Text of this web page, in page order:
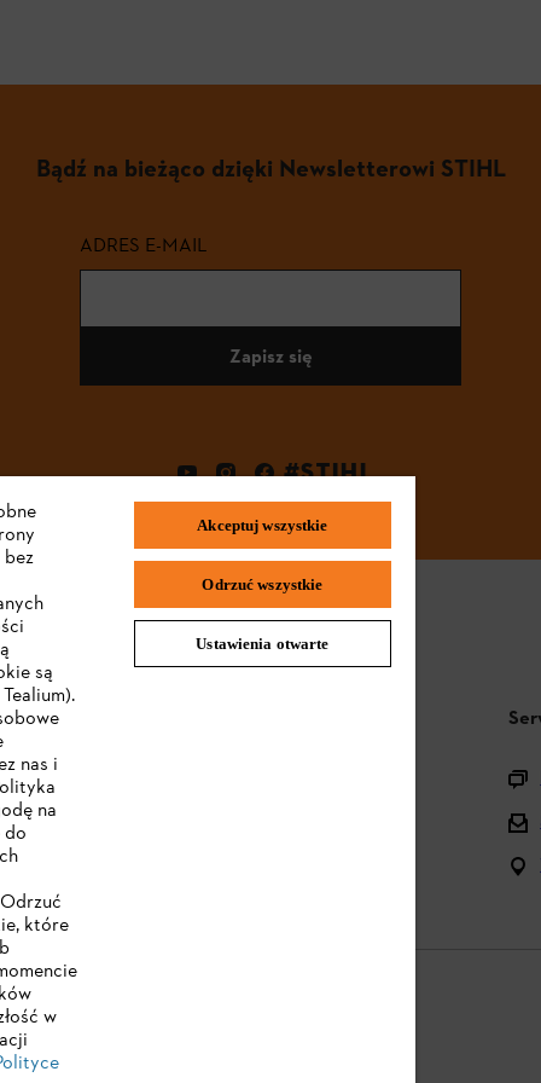
Bądź na bieżąco dzięki Newsletterowi STIHL
ADRES E-MAIL
Zapisz się
#STIHL
Cookies
są
nas i
na
do
które
w
Akceptuj wszystkie
Odrzuć wszystkie
Ustawienia otwarte